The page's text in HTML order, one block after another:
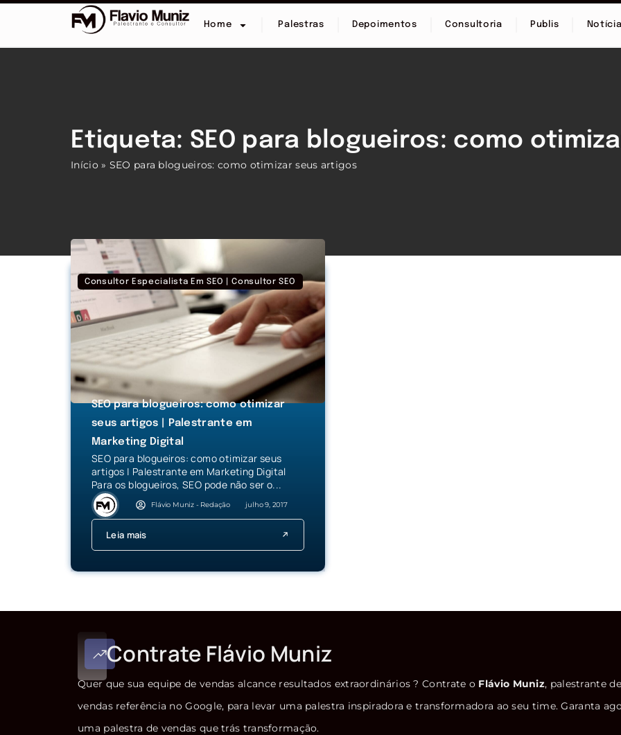
Home Palestras Depoimentos Consultoria Publis
Etiqueta: SEO para blogueiros: como
Início » SEO para blogueiros: como otimizar seus artigos
Consultor Especialista Em SEO | Consultor SEO
SEO para blogueiros: como otimizar
seus artigos | Palestrante em
Marketing Digital
SEO para blogueiros: como otimizar seus
artigos | Palestrante em Marketing Digital
Para os blogueiros, SEO pode não ser o...
Flávio Muniz - Redação julho 9, 2017
Leia mais
Contrate Flávio Muniz
Quer que sua equipe de vendas alcance resultados extraordinários ? Contrate o Flávio Muniz, palestrante de
vendas referência no Google, para levar uma palestra inspiradora e transformadora ao seu time. Garanta
uma palestra de vendas que trás transformação.